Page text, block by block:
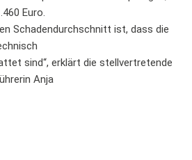
Euro.
Schadendurchschnitt ist, dass die
sind“, erklärt die stellvertretende
Anja